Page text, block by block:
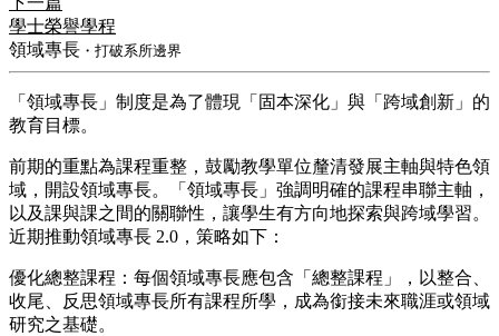
學士榮譽學程
領域專長 ・打破系所邊界
「領域專長」制度是為了體現「固本深化」與「跨域創新」的
教育目標。
前期的重點為課程重整，鼓勵教學單位釐清發展主軸與特色領
域，開設領域專長。「領域專長」強調明確的課程串聯主軸，
以及課與課之間的關聯性，讓學生有方向地探索與跨域學習。
近期推動領域專長 2.0，策略如下：
優化總整課程：每個領域專長應包含「總整課程」，以整合、
收尾、反思領域專長所有課程所學，成為銜接未來職涯或領域
研究之基礎。